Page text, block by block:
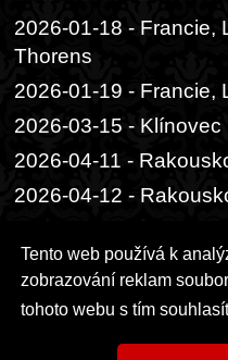
Tento web používá k
zobrazování reklam
tohoto webu s tím
2026-01-18 - Francie,
Thorens
2026-01-19 - Francie,
2026-03-15 - Klínovec
2026-04-11 -
2026-04-12 -
Brzobohatého
2026-06-06 - Praha,